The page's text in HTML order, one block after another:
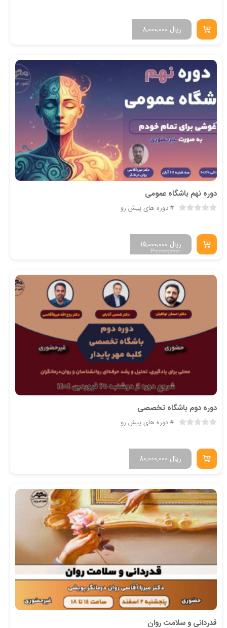
8,000,000 ریال
دوره نهم باشگاه عمومی
دوره های پیش رو
20,000,000
15,000,000 ریال
دوره دوم باشگاه تخصصی
دوره های پیش رو
80,000,000 ریال
قدردانی و سلامت روان